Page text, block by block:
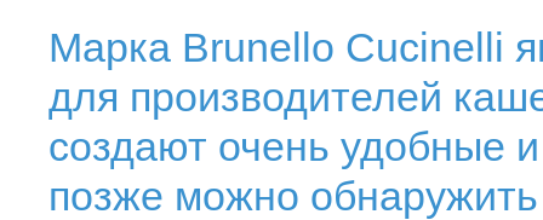
Марка Brunello Cucinelli
для производителей
создают очень удобные
позже можно обнаружить